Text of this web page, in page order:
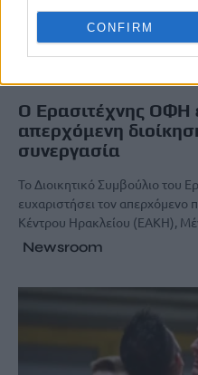
CONFIRM
Ο Ερασιτέχνης ΟΦΗ
απερχόμενη
συνεργασία
Το Διοικητικό Συμβούλιο του
ευχαριστήσει τον απερχόμενο
Κέντρου Ηρακλείου (ΕΑΚΗ),
Newsroom